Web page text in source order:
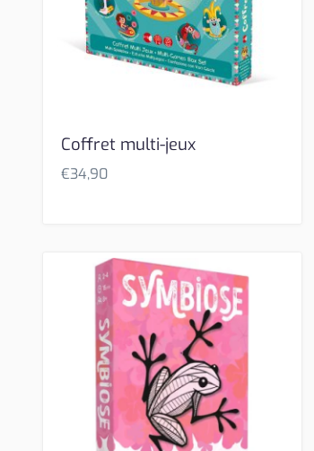
Coffret multi-jeux
€34,90